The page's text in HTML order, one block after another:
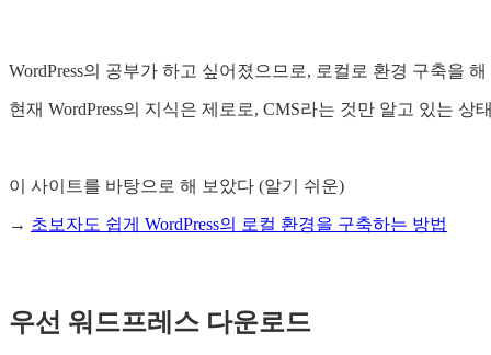
WordPress의 공부가 하고 싶어졌으므로, 로컬로 환경 구축을 해
현재 WordPress의 지식은 제로로, CMS라는 것만 알고 있는 상
이 사이트를 바탕으로 해 보았다 (알기 쉬운)
→ 초보자도 쉽게 WordPress의 로컬 환경을 구축하는 방법
우선 워드프레스 다운로드